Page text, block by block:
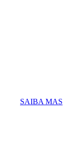
SAIBA MAS